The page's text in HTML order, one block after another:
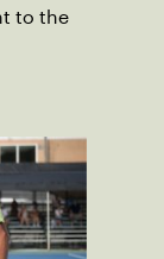
to the